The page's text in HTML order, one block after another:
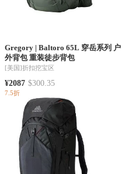
Gregory |Baltoro 65L 穿岳系列 户
外背包 重装徒步背包
[美国]折扣挖宝区
¥2087 $300.35
7.5折